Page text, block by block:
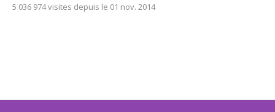
5 036 974 visites depuis le 01 nov. 2014